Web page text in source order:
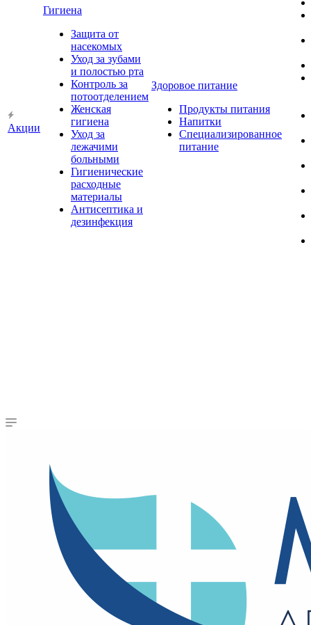
Акции
Гигиена
Защита от
насекомых
Уход за зубами
и полостью рта
Контроль за
потоотделением
Женская
гигиена
Уход за
лежачими
больными
Гигиенические
расходные
материалы
Антисептика и
дезинфекция
Здоровое питание
Продукты питания
Напитки
Специализированное
питание